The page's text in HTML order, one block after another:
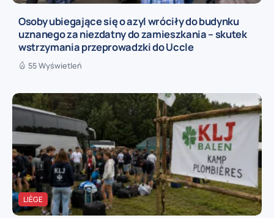
Osoby ubiegające się o azyl wróciły do budynku
uznanego za niezdatny do zamieszkania – skutek
wstrzymania przeprowadzki do Uccle
55 Wyświetleń
LIÈGE